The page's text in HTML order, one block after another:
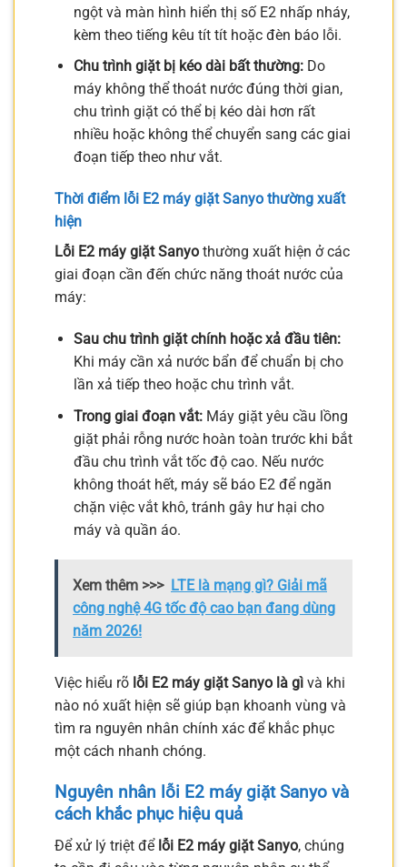
ngột và màn hình hiển thị số E2 nhấp nháy,
kèm theo tiếng kêu tít tít hoặc đèn báo lỗi.
Chu trình giặt bị kéo dài bất thường:Do
máy không thể thoát nước đúng thời gian,
chu trình giặt có thể bị kéo dài hơn rất
nhiều hoặc không thể chuyển sang các giai
đoạn tiếp theo như vắt.
Thời điểm lỗi E2 máy giặt Sanyo thường xuất
hiện
Lỗi E2 máy giặt Sanyo thường xuất hiện ở các
giai đoạn cần đến chức năng thoát nước của
máy:
Sau chu trình giặt chính hoặc xả đầu tiên:
Khi máy cần xả nước bẩn để chuẩn bị cho
lần xả tiếp theo hoặc chu trình vắt.
Trong giai đoạn vắt:Máy giặt yêu cầu lồng
giặt phải rỗng nước hoàn toàn trước khi bắt
đầu chu trình vắt tốc độ cao. Nếu nước
không thoát hết, máy sẽ báo E2 để ngăn
chặn việc vắt khô, tránh gây hư hại cho
máy và quần áo.
Xem thêm >>> LTE là mạng gì? Giải mã
công nghệ 4G tốc độ cao bạn đang dùng
năm 2026!
Việc hiểu rõ lỗi E2 máy giặt Sanyo là gì và khi
nào nó xuất hiện sẽ giúp bạn khoanh vùng và
tìm ra nguyên nhân chính xác để khắc phục
một cách nhanh chóng.
Nguyên nhân lỗi E2 máy giặt Sanyo và
cách khắc phục hiệu quả
Để xử lý triệt để lỗi E2 máy giặt Sanyo, chúng